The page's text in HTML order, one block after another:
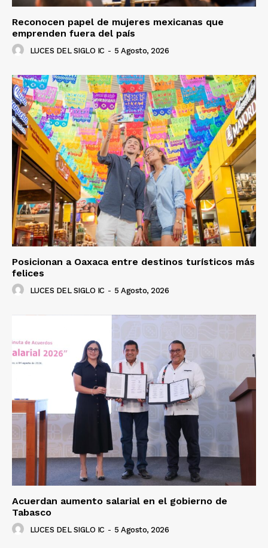
Reconocen papel de mujeres mexicanas que
emprenden fuera del país
LUCES DEL SIGLO IC - 5 Agosto, 2026
Posicionan a Oaxaca entre destinos turísticos más
felices
LUCES DEL SIGLO IC - 5 Agosto, 2026
Acuerdan aumento salarial en el gobierno de
Tabasco
LUCES DEL SIGLO IC - 5 Agosto, 2026